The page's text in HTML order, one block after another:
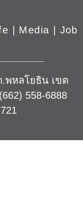
| Media
Job
พหลโยธิน เขต
558-6888